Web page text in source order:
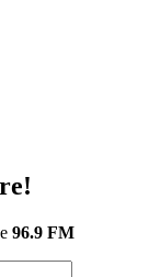
96.9 FM